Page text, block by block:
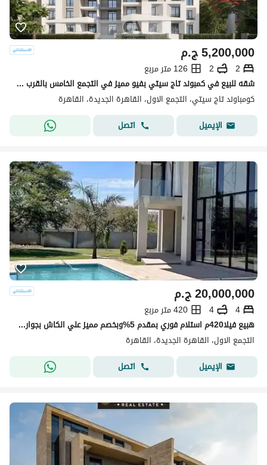
ج.م5,200,000
2
2
126 متر مربع
شقه للبيع في كمبوند تاج سيتي بفيو مميز في التجمع الخامس بالقرب من الجولدن اسكوير والجامعه الامريكيه بخصم كاش 50% | Taj city
كومباوند تاج سيتي، التجمع الاول، القاهرة الجديدة، القاهرة
الإيميل
اتصل
ج.م20,000,000
4
4
420 متر مربع
هبيع فيلا420م استلام فوري بمقدم 5%وبخصم مميز علي الكاش بجوار فندق توليب باق
التجمع الاول، القاهرة الجديدة، القاهرة
الإيميل
اتصل